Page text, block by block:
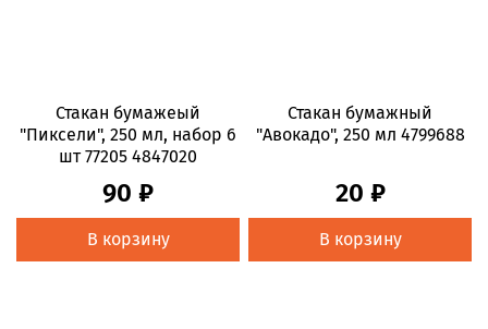
Стакан бумажеый
"Пиксели", 250 мл, набор 6
шт 77205 4847020
90 ₽
В корзину
Стакан бумажный
"Авокадо", 250 мл 4799688
20 ₽
В корзину